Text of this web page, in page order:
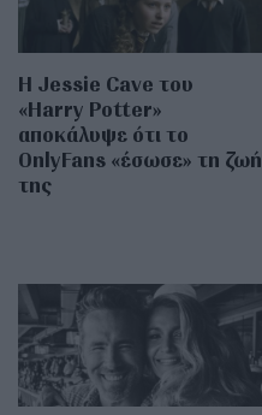
Η Jessie Cave του
«Harry Potter»
αποκάλυψε ότι το
OnlyFans «έσωσε» τη ζωή
της